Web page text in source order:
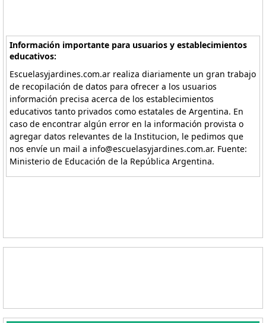
Información importante para usuarios y establecimientos
educativos:
Escuelasyjardines.com.ar realiza diariamente un gran trabajo
de recopilación de datos para ofrecer a los usuarios
información precisa acerca de los establecimientos
educativos tanto privados como estatales de Argentina. En
caso de encontrar algún error en la información provista o
agregar datos relevantes de la Institucion, le pedimos que
nos envíe un mail a info@escuelasyjardines.com.ar. Fuente:
Ministerio de Educación de la República Argentina.